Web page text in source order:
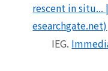
rescent in situ...
esearchgate.net)
IEG.